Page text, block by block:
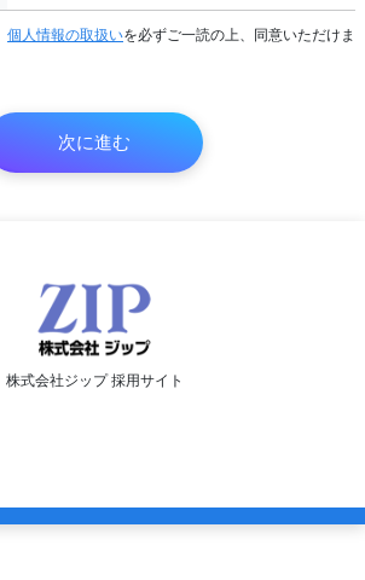
個人情報の取扱いを必ずご一読の上、同意いただけま
株式会社ジップ 採用サイト